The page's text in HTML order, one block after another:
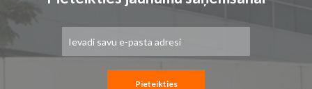
saņemšanai:
Pieteikties